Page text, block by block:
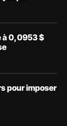
à 0,0953 $
pour imposer